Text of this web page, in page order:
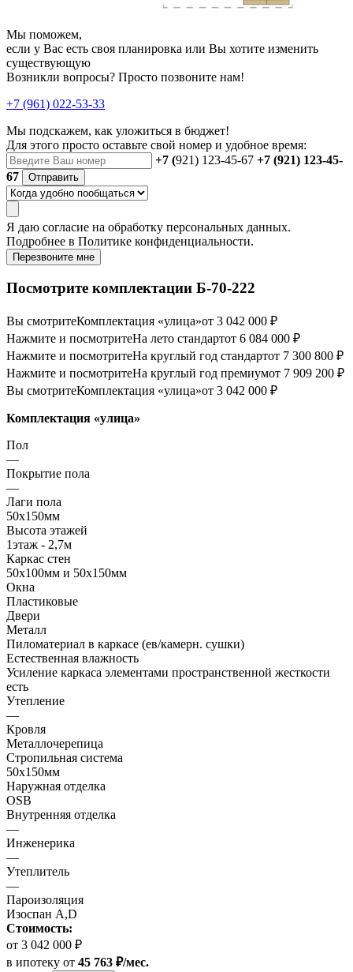
Мы поможем,
если у Вас есть своя планировка или Вы хотите изменить
существующую
Возникли вопросы? Просто позвоните нам!
+7 (961) 022-53-33
Мы подскажем, как уложиться в бюджет!
Для этого просто оставьте свой номер и удобное время:
+7 (921) 123-45-67 +7 (921) 123-45-
67
Отправить
Я даю согласие на обработку персональных данных.
Подробнее в Политике конфиденциальности.
Перезвоните мне
Посмотрите комплектации Б-70-222
Вы смотритеКомплектация «улица»от 3 042 000 ₽
Нажмите и посмотритеНа лето стандартот 6 084 000 ₽
Нажмите и посмотритеНа круглый год стандартот 7 300 800 ₽
Нажмите и посмотритеНа круглый год премиумот 7 909 200 ₽
Вы смотритеКомплектация «улица»от 3 042 000 ₽
Комплектация «улица»
Пол
—
Покрытие пола
—
Лаги пола
50х150мм
Высота этажей
1этаж - 2,7м
Каркас стен
50х100мм и 50х150мм
Окна
Пластиковые
Двери
Металл
Пиломатериал в каркасе (ев/камерн. сушки)
Естественная влажность
Усиление каркаса элементами пространственной жесткости
есть
Утепление
—
Кровля
Металлочерепица
Стропильная система
50х150мм
Наружная отделка
OSB
Внутренняя отделка
—
Инженерика
—
Утеплитель
—
Пароизоляция
Изоспан A,D
Стоимость:
от 3 042 000 ₽
в ипотеку от 45 763 ₽/мес.